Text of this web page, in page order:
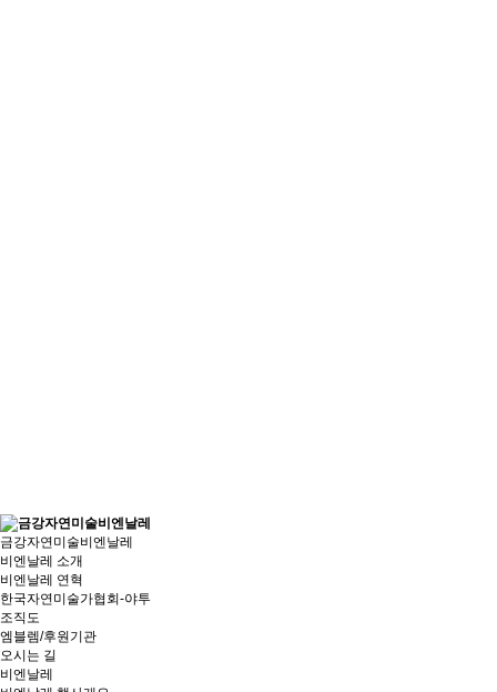
금강자연미술비엔날레
비엔날레 소개
비엔날레 연혁
한국자연미술가협회-야투
조직도
엠블렘/후원기관
오시는 길
비엔날레